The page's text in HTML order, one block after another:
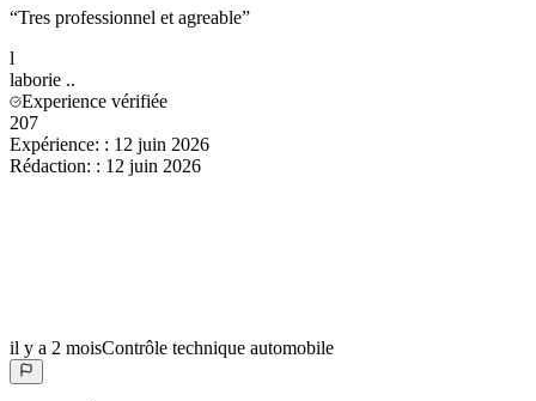
“Tres professionnel et agreable”
l
laborie ..
Experience vérifiée
207
Expérience: : 12 juin 2026
Rédaction: : 12 juin 2026
il y a 2 moisContrôle technique automobile